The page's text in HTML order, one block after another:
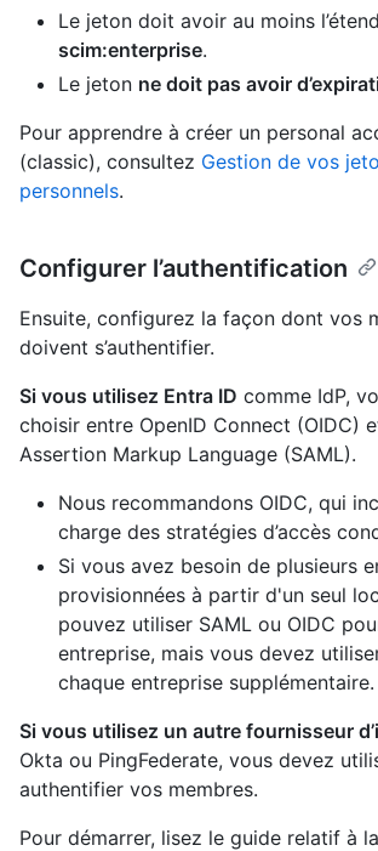
Le jeton doit avoir au moins
scim:enterprise.
Le jeton ne doit pas avoir
Pour apprendre à créer un personal
(classic), consultez Gestion de vos
personnels.
Configurer l’authentification
Ensuite, configurez la façon dont vos
doivent s’authentifier.
Si vous utilisez Entra ID comme IdP,
choisir entre OpenID Connect (OIDC)
Assertion Markup Language (SAML).
Nous recommandons OIDC, qui
charge des stratégies d’accès
Si vous avez besoin de plusieurs
provisionnées à partir d'un seul
pouvez utiliser SAML ou OIDC
entreprise, mais vous devez
chaque entreprise supplémentaire.
Si vous utilisez un autre fournisseur
Okta ou PingFederate, vous devez
authentifier vos membres.
Pour démarrer, lisez le guide relatif à